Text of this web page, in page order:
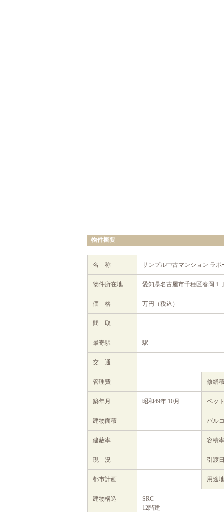
物件概要
名 称 サンプル中古マンション ラポ
物件所在地 愛知県名古屋市千種区春岡１
価 格 万円（税込）
間 取
最寄駅 駅
交 通
管理費 修繕
築年月 昭和49年 10月 ペッ
建物面積 バル
建蔽率 容積
現 況 引渡
都市計画 用途
建物構造
SRC
12階建